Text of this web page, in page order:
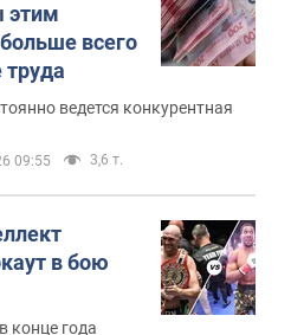
этим
всего
труда
ведется конкурентная
09:55 3,6 т.
в бою
конце года